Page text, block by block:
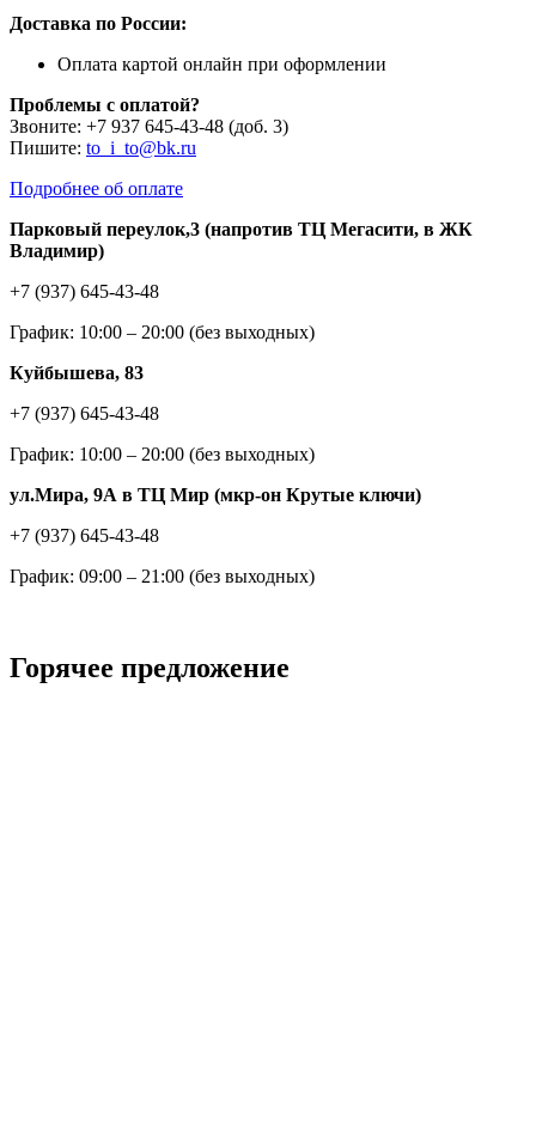
Доставка по России:
Оплата картой онлайн при оформлении
Проблемы с оплатой?
Звоните: +7 937 645-43-48 (доб. 3)
Пишите: to_i_to@bk.ru
Подробнее об оплате
Парковый переулок,3 (напротив ТЦ Мегасити, в ЖК
Владимир)
+7 (937) 645-43-48
График: 10:00 – 20:00 (без выходных)
Куйбышева, 83
+7 (937) 645-43-48
График: 10:00 – 20:00 (без выходных)
ул.Мира, 9А в ТЦ Мир (мкр-он Крутые ключи)
+7 (937) 645-43-48
График: 09:00 – 21:00 (без выходных)
Горячее предложение